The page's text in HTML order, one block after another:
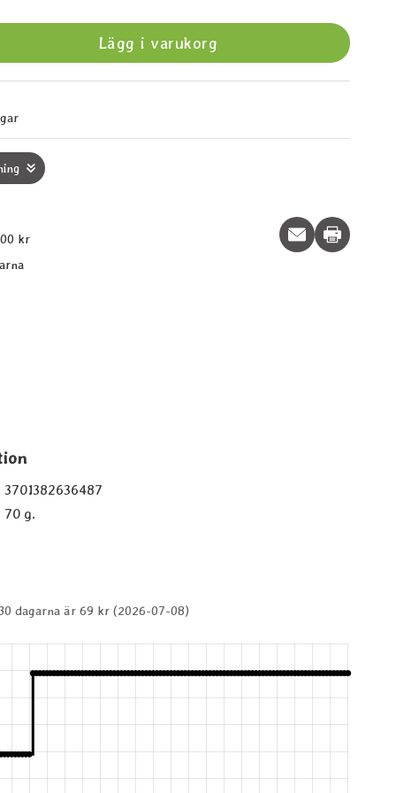
Lägg i varukorg
kr Print this
3701382636487
70 g.
dagarna är 69 kr (2026-07-08)